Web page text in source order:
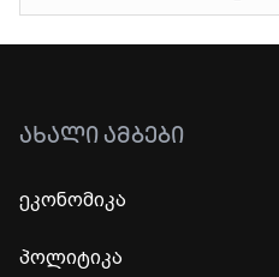
ᲐᲮᲐᲚᲘ ᲐᲛᲑᲔᲑᲘ
ეკონომიკა
პოლიტიკა